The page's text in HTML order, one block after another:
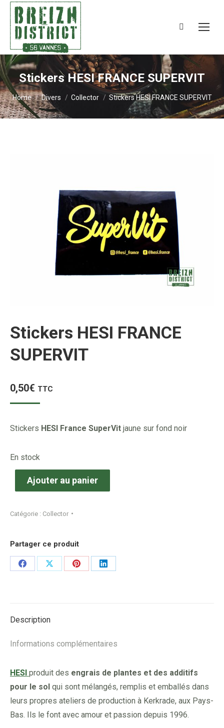
Search:
Stickers HESI FRANCE SUPERVIT
You are here:
Home Divers Collector Stickers HESI FRANCE SUPERVIT
Stickers HESI FRANCE
SUPERVIT
0,50€ TTC
Stickers HESI France SuperVit jaune sur fond noir
En stock
Ajouter au panier
Catégorie : Collector
Partager ce produit
Share
Share
Share
Share
Description
Informations complémentaires
HESI produit des engrais de plantes et des additifs
pour le sol qui sont mélangés, remplis et emballés dans
leurs propres ateliers de production à Kerkrade, aux Pays-
Bas. Ils le font avec amour et passion depuis 1996.